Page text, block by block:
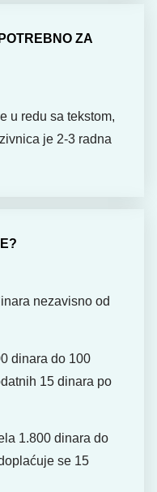
ZA
u redu sa tekstom,
je 2-3 radna
nezavisno od
dinara do 100
15 dinara po
1.800 dinara do
se 15